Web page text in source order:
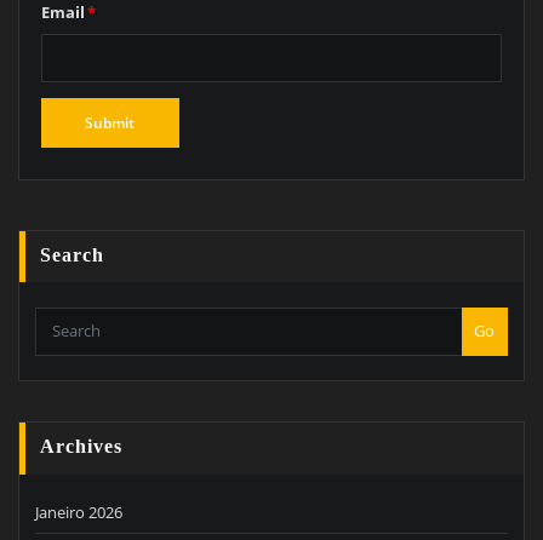
Email*
Search
Go
Archives
Janeiro 2026